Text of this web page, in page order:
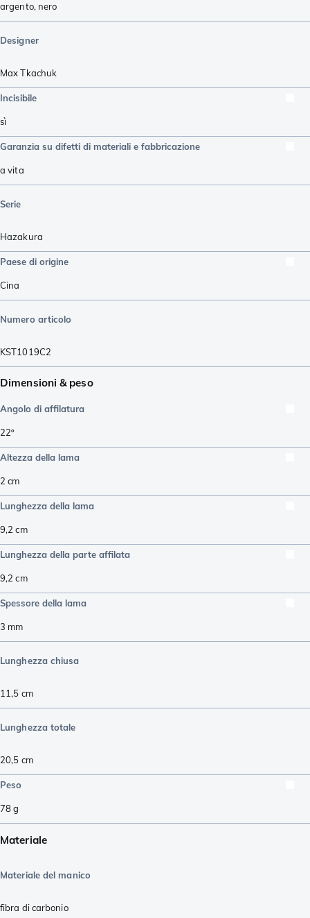
argento, nero
Designer
Max Tkachuk
Incisibile
sì
Garanzia su difetti di materiali e fabbricazione
a vita
Serie
Hazakura
Paese di origine
Cina
Numero articolo
KST1019C2
Dimensioni & peso
Angolo di affilatura
22º
Altezza della lama
2 cm
Lunghezza della lama
9,2 cm
Lunghezza della parte affilata
9,2 cm
Spessore della lama
3 mm
Lunghezza chiusa
11,5 cm
Lunghezza totale
20,5 cm
Peso
78g
Materiale
Materiale del manico
fibra di carbonio